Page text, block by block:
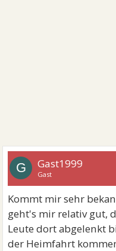
G Gast1999
Gast
Kommt mir sehr
geht's mir relativ gut,
Leute dort abgelenkt
der Heimfahrt